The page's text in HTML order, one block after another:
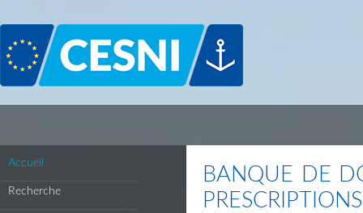
Accueil
Recherche
BANQUE DE